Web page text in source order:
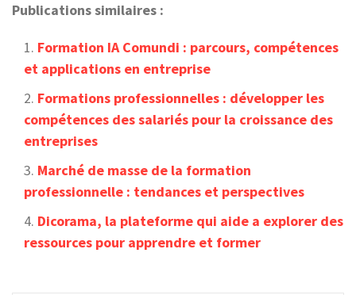
Publications similaires :
Formation IA Comundi : parcours, compétences
et applications en entreprise
Formations professionnelles : développer les
compétences des salariés pour la croissance des
entreprises
Marché de masse de la formation
professionnelle : tendances et perspectives
Dicorama, la plateforme qui aide a explorer des
ressources pour apprendre et former